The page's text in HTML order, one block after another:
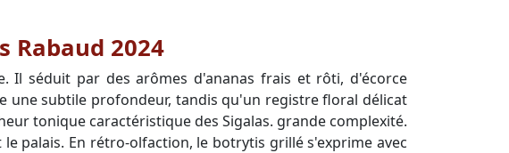
Rabaud 2024
Il séduit par des arômes d'ananas frais et rôti, d'écorce
une subtile profondeur, tandis qu'un registre floral délicat
tonique caractéristique des Sigalas. grande complexité.
palais. En rétro-olfaction, le botrytis grillé s'exprime avec